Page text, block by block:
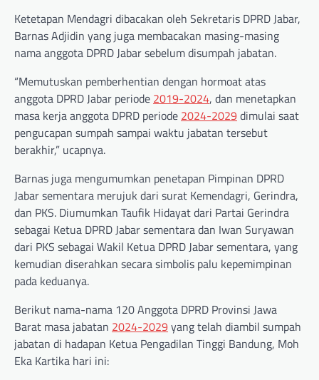
Ketetapan Mendagri dibacakan oleh Sekretaris DPRD Jabar,
Barnas Adjidin yang juga membacakan masing-masing
nama anggota DPRD Jabar sebelum disumpah jabatan.
“Memutuskan pemberhentian dengan hormoat atas
anggota DPRD Jabar periode 2019-2024, dan menetapkan
masa kerja anggota DPRD periode 2024-2029dimulai saat
pengucapan sumpah sampai waktu jabatan tersebut
berakhir,” ucapnya.
Barnas juga mengumumkan penetapan Pimpinan DPRD
Jabar sementara merujuk dari surat Kemendagri, Gerindra,
dan PKS. Diumumkan Taufik Hidayat dari Partai Gerindra
sebagai Ketua DPRD Jabar sementara dan Iwan Suryawan
dari PKS sebagai Wakil Ketua DPRD Jabar sementara, yang
kemudian diserahkan secara simbolis palu kepemimpinan
pada keduanya.
Berikut nama-nama 120 Anggota DPRD Provinsi Jawa
Barat masa jabatan 2024-2029yang telah diambil sumpah
jabatan di hadapan Ketua Pengadilan Tinggi Bandung, Moh
Eka Kartika hari ini: